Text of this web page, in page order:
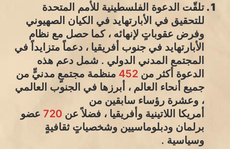
تلقّت الدعوة الفلسطينية للأمم المتحدة
للتحقيق في الأبارتهايد في الكيان الصهيوني
وفرض عقوباتٍ لإنهائه ، كما حصل مع نظام
الأبارتهايد في جنوب أفريقيا ، دعماً متزايداً في
المجتمع المدني الدولي . شمل دعم هذه
الدعوة أكثر من 452 منظمة مجتمعٍ مدنيٍّ من
جميع أنحاء العالم ، أبرزها في الجنوب العالمي
، وعشرة رؤساء سابقين من
أمريكا اللاتينية وأفريقيا ، فضلاً عن 720 عضو
برلمان ودبلوماسيين وشخصياتٍ ثقافيةٍ
وسياسية .